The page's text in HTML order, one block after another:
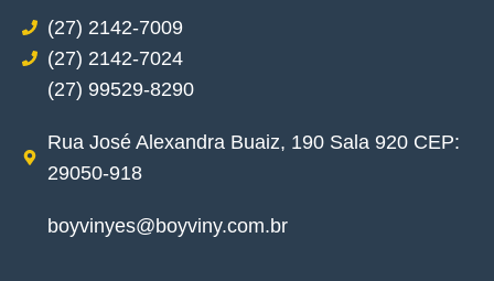
(27) 2142-7009
(27) 2142-7024
(27) 99529-8290
Rua José Alexandra Buaiz, 190 Sala 920 CEP:
29050-918
boyvinyes@boyviny.com.br